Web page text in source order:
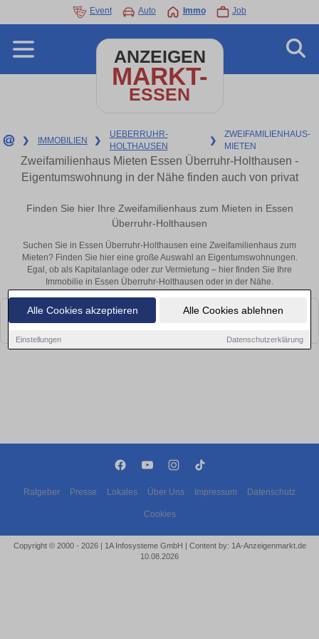
Alle Cookies akzeptieren Alle Cookies ablehnen
Einstellungen Datenschutzerklärung
Event Auto Immo Job
ANZEIGEN
MARKT-
ESSEN
❯ IMMOBILIEN ❯
UEBERRUHR-
HOLTHAUSEN
❯
ZWEIFAMILIENHAUS-
MIETEN
Zweifamilienhaus Mieten Essen Überruhr-Holthausen -
Eigentumswohnung in der Nähe finden auch von privat
Finden Sie hier Ihre Zweifamilienhaus zum Mieten in Essen
Überruhr-Holthausen
Suchen Sie in Essen Überruhr-Holthausen eine Zweifamilienhaus zum
Mieten? Finden Sie hier eine große Auswahl an Eigentumswohnungen.
Egal, ob als Kapitalanlage oder zur Vermietung – hier finden Sie Ihre
Immobilie in Essen Überruhr-Holthausen oder in der Nähe.
Leider konnten wir derzeit keine passenden Objekte finden. Schauen Sie
Ratgeber Presse Lokales Über Uns Impressum Datenschutz
Cookies
Copyright © 2000 - 2026 | 1A Infosysteme GmbH | Content by: 1A-Anzeigenmarkt.de
10.08.2026